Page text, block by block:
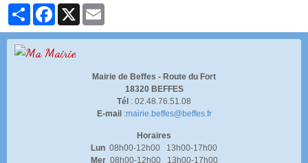
PartagerFacebookX
Mairie de Beffes - Route du Fort
18320 BEFFES
Tél : 02.48.76.51.08
E-mail :mairie.beffes@beffes.fr
Horaires
Lun 08h00-12h00 13h00-17h00
Mer 08h00-12h00 13h00-17h00